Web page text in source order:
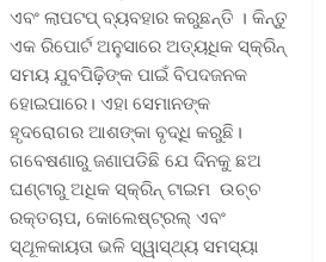
ଏବଂ ଲାପଟପ୍ ବ୍ୟବହାର କରୁଛନ୍ତି । କିନ୍ତୁ
ଏକ ରିପୋର୍ଟ ଅନୁସାରେ ଅତ୍ୟଧିକ ସ୍କ୍ରିନ୍
ସମୟ ଯୁବପିଢ଼ିଙ୍କ ପାଇଁ ବିପଦଜନକ
ହୋଇପାରେ। ଏହା ସେମାନଙ୍କ
ହୃଦରୋଗର ଆଶଙ୍କା ବୃଦ୍ଧି କରୁଛି।
ଗବେଷଣାରୁ ଜଣାପଡିଛି ଯେ ଦିନକୁ ଛଅ
ଘଣ୍ଟାରୁ ଅଧିକ ସ୍କ୍ରିନ୍ ଟାଇମ ଉଚ୍ଚ
ରକ୍ତଚାପ, କୋଲେଷ୍ଟ୍ରଲ୍ ଏବଂ
ସ୍ଥୂଳକାୟତା ଭଳି ସ୍ୱାସ୍ଥ୍ୟ ସମସ୍ୟା